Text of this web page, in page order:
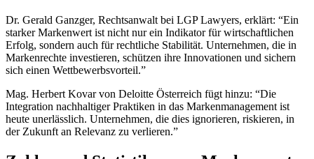
Dr. Gerald Ganzger, Rechtsanwalt bei LGP Lawyers, erklärt: “Ein
starker Markenwert ist nicht nur ein Indikator für wirtschaftlichen
Erfolg, sondern auch für rechtliche Stabilität. Unternehmen, die in
Markenrechte investieren, schützen ihre Innovationen und sichern
sich einen Wettbewerbsvorteil.”
Mag. Herbert Kovar von Deloitte Österreich fügt hinzu: “Die
Integration nachhaltiger Praktiken in das Markenmanagement ist
heute unerlässlich. Unternehmen, die dies ignorieren, riskieren, in
der Zukunft an Relevanz zu verlieren.”